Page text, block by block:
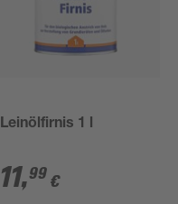
Leinölfirnis 1 l
11,99 €